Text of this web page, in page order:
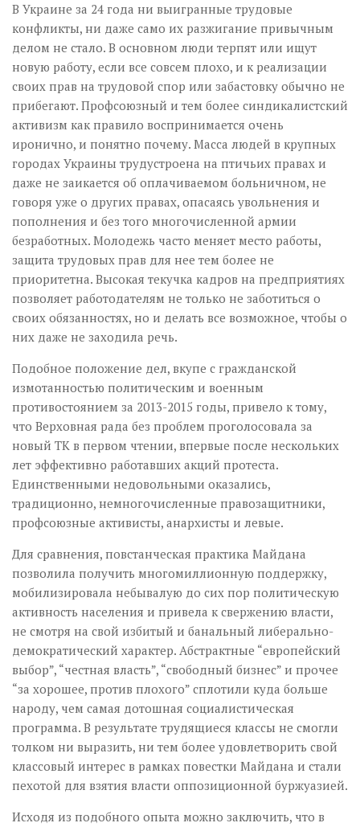
В Украине за 24 года ни выигранные трудовые
конфликты, ни даже само их разжигание привычным
делом не стало. В основном люди терпят или ищут
новую работу, если все совсем плохо, и к реализации
своих прав на трудовой спор или забастовку обычно не
прибегают. Профсоюзный и тем более синдикалистский
активизм как правило воспринимается очень
иронично, и понятно почему. Масса людей в крупных
городах Украины трудустроена на птичьих правах и
даже не заикается об оплачиваемом больничном, не
говоря уже о других правах, опасаясь увольнения и
пополнения и без того многочисленной армии
безработных. Молодежь часто меняет место работы,
защита трудовых прав для нее тем более не
приоритетна. Высокая текучка кадров на предприятиях
позволяет работодателям не только не заботиться о
своих обязанностях, но и делать все возможное, чтобы о
них даже не заходила речь.
Подобное положение дел, вкупе с гражданской
измотанностью политическим и военным
противостоянием за 2013-2015 годы, привело к тому,
что Верховная рада без проблем проголосовала за
новый ТК в первом чтении, впервые после нескольких
лет эффективно работавших акций протеста.
Единственными недовольными оказались,
традиционно, немногочисленные правозащитники,
профсоюзные активисты, анархисты и левые.
Для сравнения, повстанческая практика Майдана
позволила получить многомиллионную поддержку,
мобилизировала небывалую до сих пор политическую
активность населения и привела к свержению власти,
не смотря на свой избитый и банальный либерально-
демократический характер. Абстрактные “европейский
выбор”, “честная власть”, “свободный бизнес” и прочее
“за хорошее, против плохого” сплотили куда больше
народу, чем самая дотошная социалистическая
программа. В результате трудящиеся классы не смогли
толком ни выразить, ни тем более удовлетворить свой
классовый интерес в рамках повестки Майдана и стали
пехотой для взятия власти оппозиционной буржуазией.
Исходя из подобного опыта можно заключить, что в